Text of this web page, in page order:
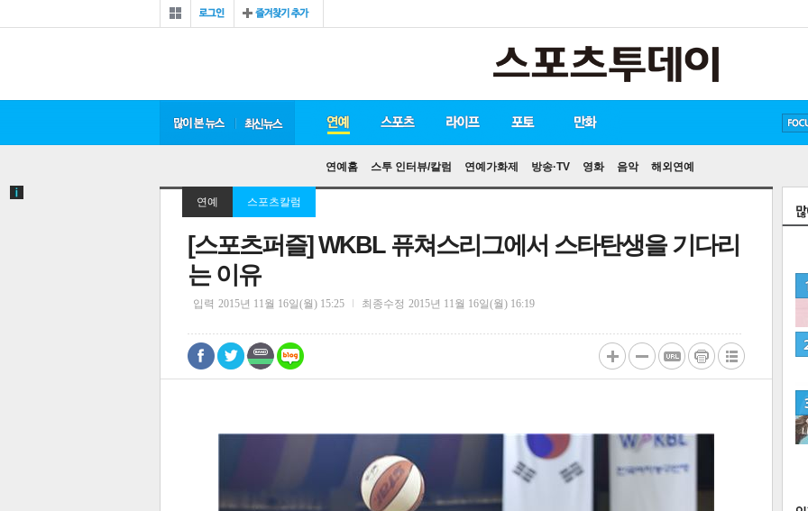
연예홈 스투 인터뷰/칼럼 연예가화제 방송·TV 영화 음악 해외연예
연예 스포츠칼럼
[스포츠퍼즐] WKBL 퓨쳐스리그에서 스타탄생을 기다리
는 이유
입력 2015년 11월 16일(월) 15:25 최종수정 2015년 11월 16일(월) 16:19
0